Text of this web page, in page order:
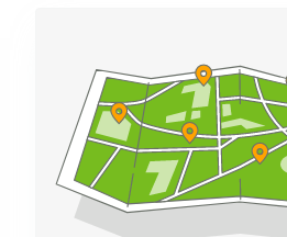
Kantoor
Huren
Hengelo
Bedrijfsruimte
Huren in